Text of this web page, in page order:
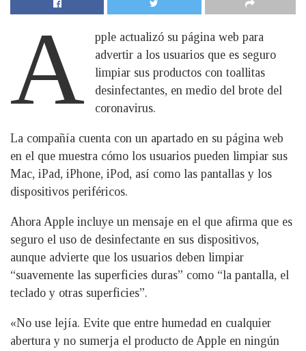
A
pple actualizó su página web para
advertir a los usuarios que es seguro
limpiar sus productos con toallitas
desinfectantes, en medio del brote del
coronavirus.
La compañía cuenta con un apartado en su página web
en el que muestra cómo los usuarios pueden limpiar sus
Mac, iPad, iPhone, iPod, así como las pantallas y los
dispositivos periféricos.
Ahora Apple incluye un mensaje en el que afirma que es
seguro el uso de desinfectante en sus dispositivos,
aunque advierte que los usuarios deben limpiar
“suavemente las superficies duras” como “la pantalla, el
teclado y otras superficies”.
«No use lejía. Evite que entre humedad en cualquier
abertura y no sumerja el producto de Apple en ningún